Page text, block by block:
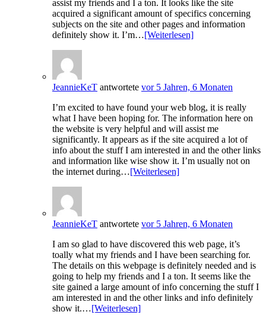
assist my friends and I a ton. It looks like the site
acquired a significant amount of specifics concerning
subjects on the site and other pages and information
definitely show it. I’m…[Weiterlesen]
JeannieKeT antwortete vor 5 Jahren, 6 Monaten
I’m excited to have found your web blog, it is really
what I have been hoping for. The information here on
the website is very helpful and will assist me
significantly. It appears as if the site acquired a lot of
info about the stuff I am interested in and the other links
and information like wise show it. I’m usually not on
the internet during…[Weiterlesen]
JeannieKeT antwortete vor 5 Jahren, 6 Monaten
I am so glad to have discovered this web page, it’s
toally what my friends and I have been searching for.
The details on this webpage is definitely needed and is
going to help my friends and I a ton. It seems like the
site gained a large amount of info concerning the stuff I
am interested in and the other links and info definitely
show it.…[Weiterlesen]